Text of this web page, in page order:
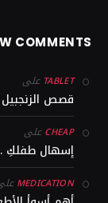
COMMENTS
TABLET على
قصص
CHEAPعلى
إسهال طفلكِ
MEDICATION